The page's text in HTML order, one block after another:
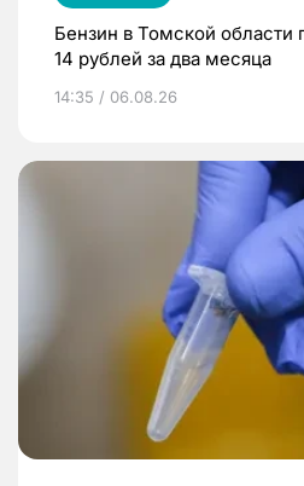
Бензин в Томской области
14 рублей за два месяца
14:35 / 06.08.26